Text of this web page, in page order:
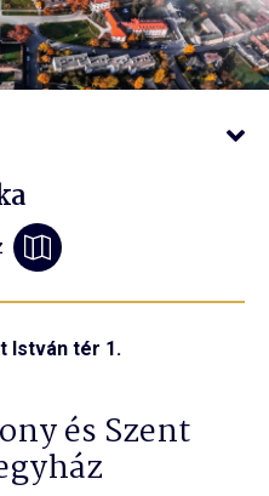
István tér 1.
és Szent